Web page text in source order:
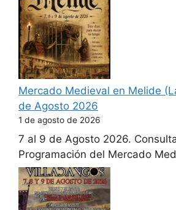
Mercado Medieval en Melide
de Agosto 2026
1 de agosto de 2026
7 al 9 de Agosto 2026.
Programación del Mercado